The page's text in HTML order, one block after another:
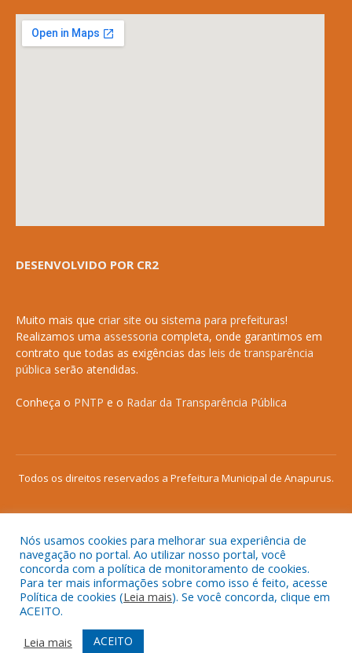
DESENVOLVIDO POR CR2
Muito mais que criar site ou sistema para prefeituras!
Realizamos uma assessoria completa, onde garantimos em
contrato que todas as exigências das leis de transparência
pública serão atendidas.
Conheça o PNTP e o Radar da Transparência Pública
Todos os direitos reservados a Prefeitura Municipal de Anapurus.
Mapa do Site
Acessar Área Administrativa
Acessar o Webmail
Nós usamos cookies para melhorar sua experiência de
navegação no portal. Ao utilizar nosso portal, você
concorda com a política de monitoramento de cookies.
Para ter mais informações sobre como isso é feito, acesse
Política de cookies (Leia mais). Se você concorda, clique em
ACEITO.
Leia mais
ACEITO